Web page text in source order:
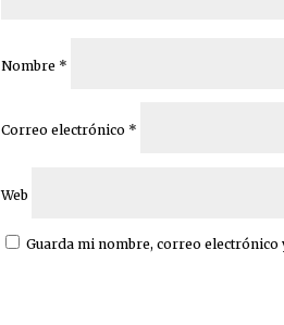
Nombre *
Correo electrónico *
Web
Guarda mi nombre, correo electrónico